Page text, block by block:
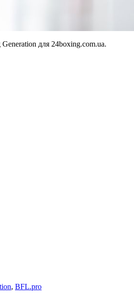
для 24boxing.com.ua.
, BFL.pro